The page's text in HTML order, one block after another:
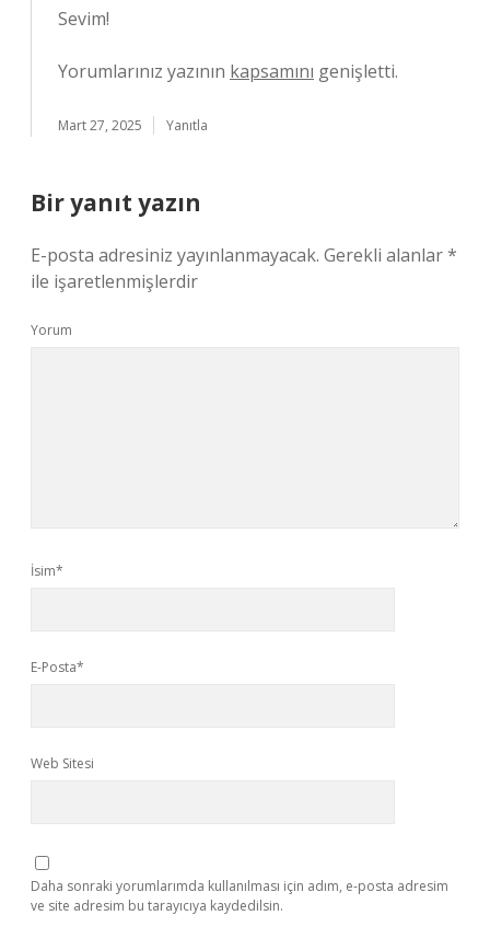
Sevim!
Yorumlarınız yazının kapsamını genişletti.
Mart 27, 2025 Yanıtla
Bir yanıt yazın
E-posta adresiniz yayınlanmayacak. Gerekli alanlar*
ile işaretlenmişlerdir
Yorum
İsim*
E-Posta*
Web Sitesi
Daha sonraki yorumlarımda kullanılması için adım, e-posta adresim
ve site adresim bu tarayıcıya kaydedilsin.